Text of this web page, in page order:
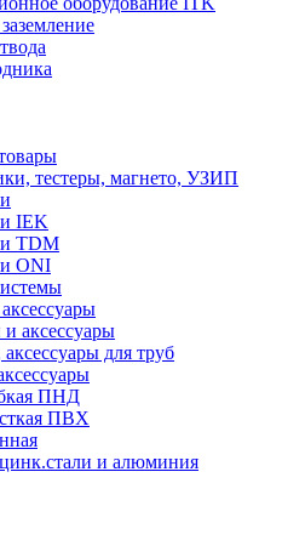
тестеры, магнето, УЗИП
IEK
TDM
ONI
аксессуары
для труб
ПНД
ПВХ
и алюминия